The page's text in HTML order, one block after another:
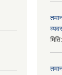
मिति: